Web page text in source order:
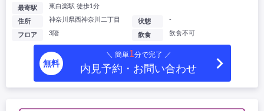
最寄駅 東白楽駅 徒歩1分
住所 神奈川県西神奈川二丁目
フロア 3階
状態 -
飲食 飲食不可
無料
＼ 簡単1分で完了 ／
内見予約・お問い合わせ